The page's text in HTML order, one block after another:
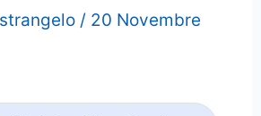
/ 20 Novembre